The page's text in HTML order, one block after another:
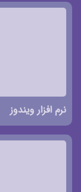
نرم افزار ویندوز